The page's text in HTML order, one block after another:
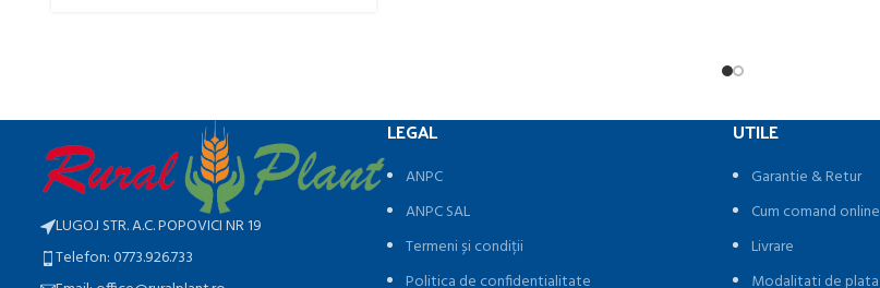
LUGOJ STR. A.C. POPOVICI NR 19
Telefon: 0773.926.733
LEGAL
ANPC
ANPC SAL
Termeni și condiții
Politica de confidentialitate
UTILE
Garantie & Retur
Cum comand online
Livrare
Modalitati de plata